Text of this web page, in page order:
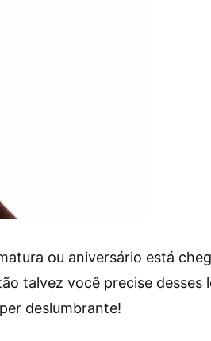
ou aniversário está
talvez você precise desses
deslumbrante!